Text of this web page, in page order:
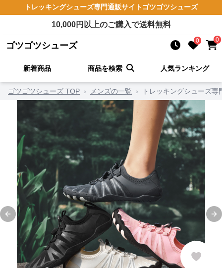
トレッキングシューズ専門通販サイト ゴツゴツシューズ
10,000円以上のご購入で送料無料
ゴツゴツシューズ 0 0
新着商品 商品を検索 人気ランキング
ゴツゴツシューズ TOP › メンズの一覧 › トレッキングシューズ
Previous slide